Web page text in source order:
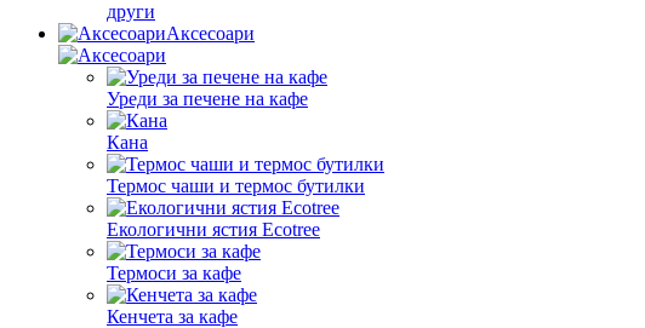
други
Аксесоари
Уреди за печене на кафе
Кана
Термос чаши и термос бутилки
Екологични ястия Ecotree
Термоси за кафе
Кенчета за кафе